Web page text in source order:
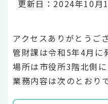
更新日：2024年10月
アクセスありがとうご
管財課は令和5年4月に
場所は市役所3階北側に
業務内容は次のとおりで